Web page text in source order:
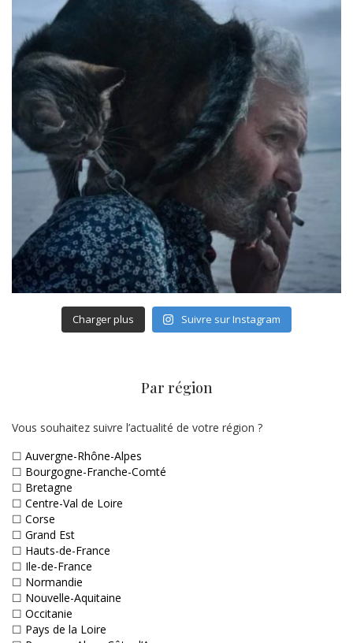
Charger plus Suivre sur Instagram
Par région
Vous souhaitez suivre l’actualité de votre région ?
☐ Auvergne-Rhône-Alpes
☐ Bourgogne-Franche-Comté
☐ Bretagne
☐ Centre-Val de Loire
☐ Corse
☐ Grand Est
☐ Hauts-de-France
☐ Ile-de-France
☐ Normandie
☐ Nouvelle-Aquitaine
☐ Occitanie
☐ Pays de la Loire